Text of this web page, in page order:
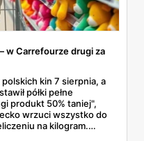
w Carrefourze drugi za
kin 7 sierpnia, a
półki pełne
produkt 50% taniej",
wrzuci wszystko do
na kilogram.